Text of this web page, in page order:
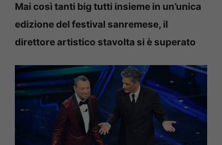
Mai così tanti big tutti insieme in un’unica
edizione del festival sanremese, il
direttore artistico stavolta si è superato